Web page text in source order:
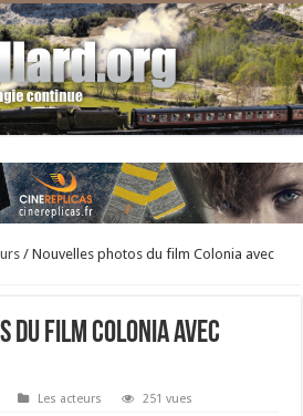
/ Nouvelles photos du film Colonia avec
du film Colonia avec
Les acteurs 251 vues